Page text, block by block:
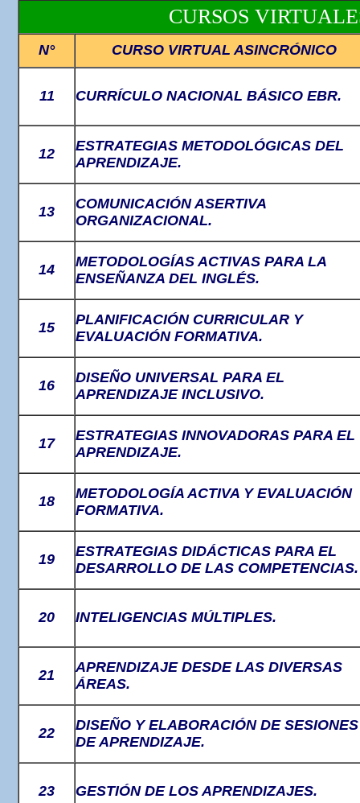
CURSOS
N° CURSO VIRTUAL ASINCRÓNICO
11 CURRÍCULO NACIONAL BÁSICO EBR.
12
ESTRATEGIAS METODOLÓGICAS DEL
APRENDIZAJE.
13
COMUNICACIÓN ASERTIVA
ORGANIZACIONAL.
14
METODOLOGÍAS ACTIVAS PARA LA
ENSEÑANZA DEL INGLÉS.
15
PLANIFICACIÓN CURRICULAR Y
EVALUACIÓN FORMATIVA.
16
DISEÑO UNIVERSAL PARA EL
APRENDIZAJE INCLUSIVO.
17
ESTRATEGIAS INNOVADORAS PARA EL
APRENDIZAJE.
18
METODOLOGÍA ACTIVA Y EVALUACIÓN
FORMATIVA.
19
ESTRATEGIAS DIDÁCTICAS PARA EL
DESARROLLO DE LAS COMPETENCIAS.
20 INTELIGENCIAS MÚLTIPLES.
21
APRENDIZAJE DESDE LAS DIVERSAS
ÁREAS.
22
DISEÑO Y ELABORACIÓN DE SESIONES
DE APRENDIZAJE.
23 GESTIÓN DE LOS APRENDIZAJES.